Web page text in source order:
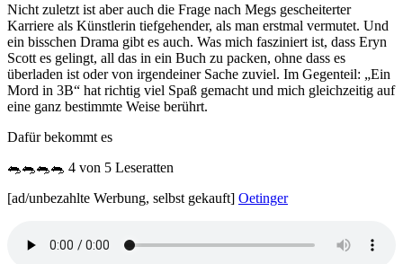
Nicht zuletzt ist aber auch die Frage nach Megs gescheiterter
Karriere als Künstlerin tiefgehender, als man erstmal vermutet. Und
ein bisschen Drama gibt es auch. Was mich fasziniert ist, dass Eryn
Scott es gelingt, all das in ein Buch zu packen, ohne dass es
überladen ist oder von irgendeiner Sache zuviel. Im Gegenteil: „Ein
Mord in 3B“ hat richtig viel Spaß gemacht und mich gleichzeitig auf
eine ganz bestimmte Weise berührt.
Dafür bekommt es
🐀🐀🐀🐀 4 von 5 Leseratten
[ad/unbezahlte Werbung, selbst gekauft] Oetinger